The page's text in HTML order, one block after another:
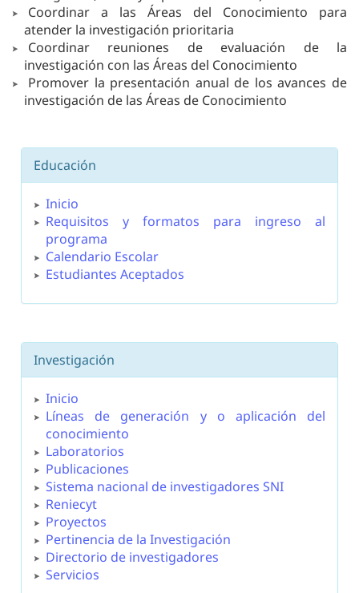
Coordinar a las Áreas del Conocimiento para
atender la investigación prioritaria
Coordinar reuniones de evaluación de la
investigación con las Áreas del Conocimiento
Promover la presentación anual de los avances de
investigación de las Áreas de Conocimiento
Educación
Inicio
Requisitos y formatos para ingreso al
programa
Calendario Escolar
Estudiantes Aceptados
Investigación
Inicio
Líneas de generación y o aplicación del
conocimiento
Laboratorios
Publicaciones
Sistema nacional de investigadores SNI
Reniecyt
Proyectos
Pertinencia de la Investigación
Directorio de investigadores
Servicios